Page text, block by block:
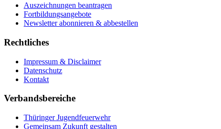
Auszeichnungen beantragen
Fortbildungsangebote
Newsletter abonnieren & abbestellen
Rechtliches
Impressum & Disclaimer
Datenschutz
Kontakt
Verbandsbereiche
Thüringer Jugendfeuerwehr
Gemeinsam Zukunft gestalten